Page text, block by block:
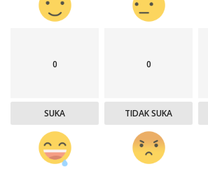
0
SUKA
0
TIDAK SUKA